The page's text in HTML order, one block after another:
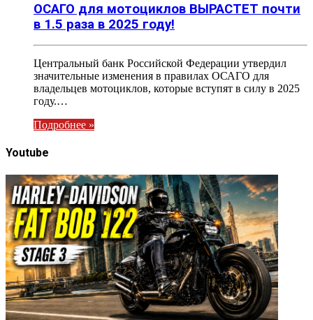
ОСАГО для мотоциклов ВЫРАСТЕТ почти
в 1.5 раза в 2025 году!
Центральный банк Российской Федерации утвердил
значительные изменения в правилах ОСАГО для
владельцев мотоциклов, которые вступят в силу в 2025
году.…
Подробнее »
Youtube